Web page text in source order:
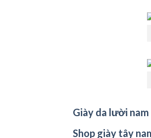
Giày da lười nam
Shop giày tây